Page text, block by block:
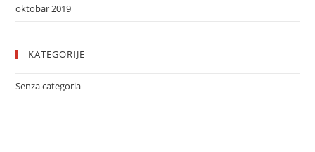
oktobar 2019
KATEGORIJE
Senza categoria